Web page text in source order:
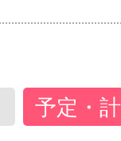
予定・